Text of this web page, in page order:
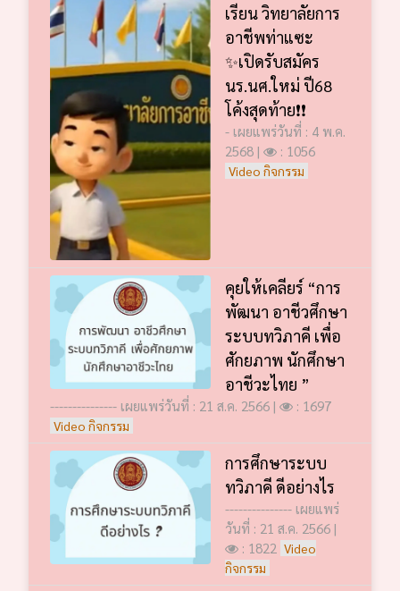
เรียน วิทยาลัยการ
อาชีพท่าแซะ
✨เปิดรับสมัคร
นร.นศ.ใหม่ ปี68
โค้งสุดท้าย❗️❗️
- เผยแพร่วันที่ : 4 พ.ค.
2568 |
: 1056
Video กิจกรรม
คุยให้เคลียร์ “การ
พัฒนา อาชีวศึกษา
ระบบทวิภาคี เพื่อ
ศักยภาพ นักศึกษา
อาชีวะไทย ”
--------------- เผยแพร่วันที่ : 21 ส.ค. 2566 | : 1697
Video กิจกรรม
การศึกษาระบบ
ทวิภาคี ดีอย่างไร
--------------- เผยแพร่
วันที่ : 21 ส.ค. 2566 |
: 1822 Video
กิจกรรม